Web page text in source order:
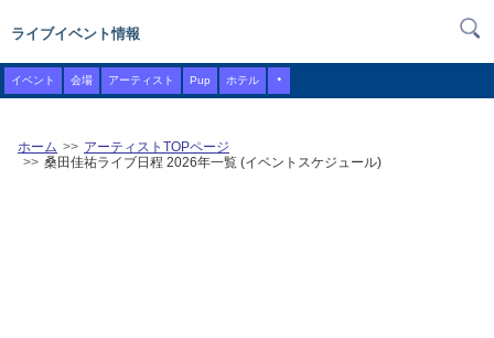
ライブイベント情報
イベント 会場 アーティスト Pup ホテル ・
ホーム
アーティストTOPページ
桑田佳祐ライブ日程 2026年一覧 (イベントスケジュール)